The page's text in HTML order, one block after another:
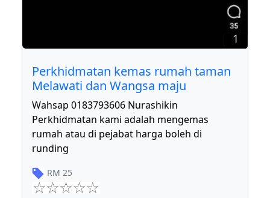
1
Perkhidmatan kemas rumah taman
Melawati dan Wangsa maju
Wahsap 0183793606 Nurashikin
Perkhidmatan kami adalah mengemas
rumah atau di pejabat harga boleh di
runding
RM 25